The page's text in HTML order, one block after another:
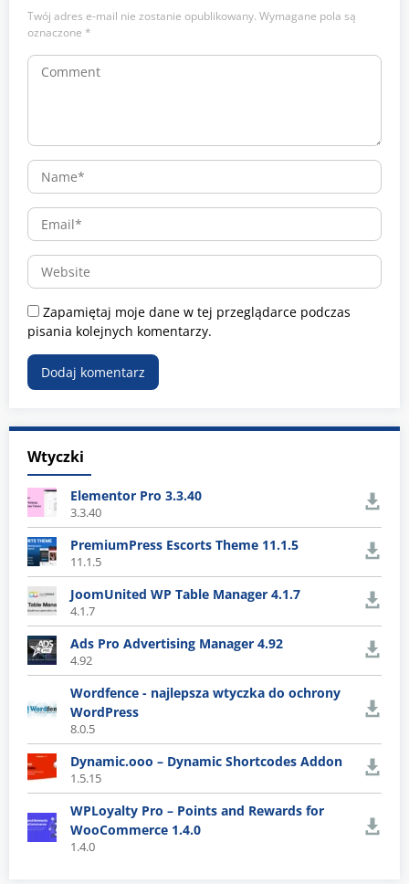
Twój adres e-mail nie zostanie opublikowany. Wymagane pola są
oznaczone *
Zapamiętaj moje dane w tej przeglądarce podczas
pisania kolejnych komentarzy.
Wtyczki
Elementor Pro 3.3.40
3.3.40
PremiumPress Escorts Theme 11.1.5
11.1.5
JoomUnited WP Table Manager 4.1.7
4.1.7
Ads Pro Advertising Manager 4.92
4.92
Wordfence - najlepsza wtyczka do ochrony
WordPress
8.0.5
Dynamic.ooo – Dynamic Shortcodes Addon
1.5.15
WPLoyalty Pro – Points and Rewards for
WooCommerce 1.4.0
1.4.0